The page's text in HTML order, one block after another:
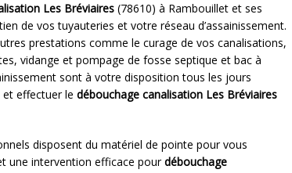
Les Bréviaires (78610) à Rambouillet et ses
de vos tuyauteries et votre réseau d’assainissement.
prestations comme le curage de vos canalisations,
vidange et pompage de fosse septique et bac à
sont à votre disposition tous les jours
effectuer le débouchage canalisation Les Bréviaires
disposent du matériel de pointe pour vous
une intervention efficace pourdébouchage